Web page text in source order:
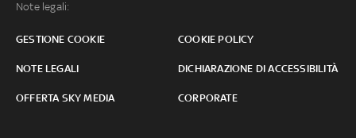
Note legali:
GESTIONE COOKIE COOKIE POLICY
NOTE LEGALI DICHIARAZIONE DI ACCESSIBILITÀ
OFFERTA SKY MEDIA CORPORATE